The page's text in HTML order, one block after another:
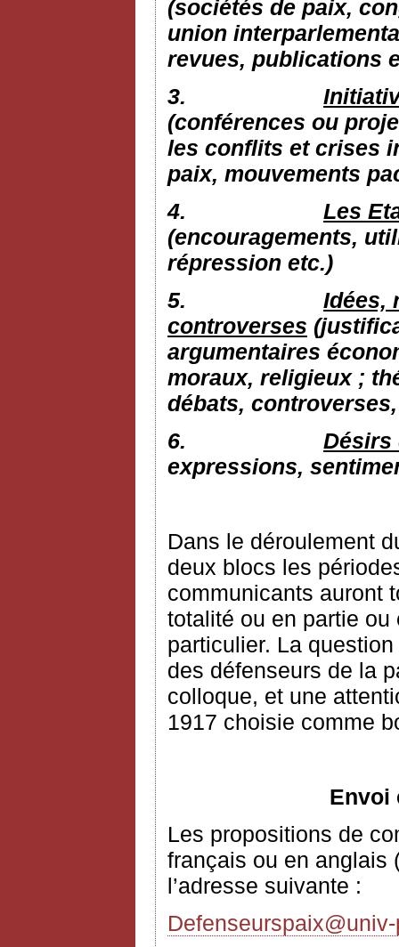
(sociétés de paix,
union
revues, publications
3.
(conférences ou
les conflits et crises
paix, mouvements
4.
Les
(encouragements,
répression etc.)
5.
Idées,
controverses
argumentaires
moraux, religieux ;
débats,
6.
Désirs
expressions,
Dans le déroulement
deux blocs les
communicants auront
totalité ou en partie
particulier. La
des défenseurs de la
colloque, et une
1917 choisie comme
Envoi
Les propositions de
français ou en anglais
l’adresse suivante :